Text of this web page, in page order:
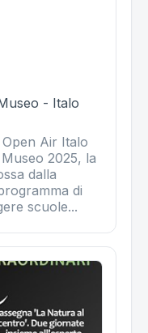
- Italo
Air Italo
2025, la
dalla
di
scuole...